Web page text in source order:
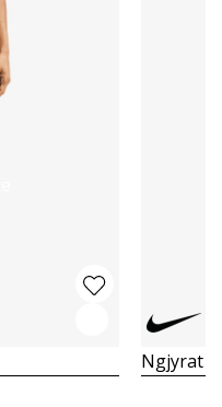
Ngjyrat e